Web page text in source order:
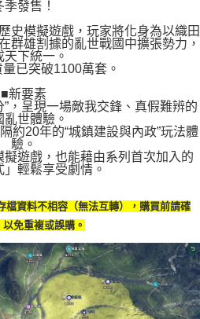
季發售！
史模擬遊戲，玩家將化身為以織田
群雄割據的亂世戰國中擴張勢力，
天下統一。
已突破1100萬套。
■新要素
”，呈現一場敵我交鋒、真假難辨的
亂世體驗。
約20年的“城鎮建設與內政”玩法體
驗。
擬遊戲，也能藉由系列首次加入的
」輕鬆享受劇情。
資料不相容（無法互轉），購買前請確
免重複或誤購。